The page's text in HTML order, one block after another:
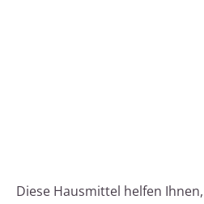
Diese Hausmittel helfen